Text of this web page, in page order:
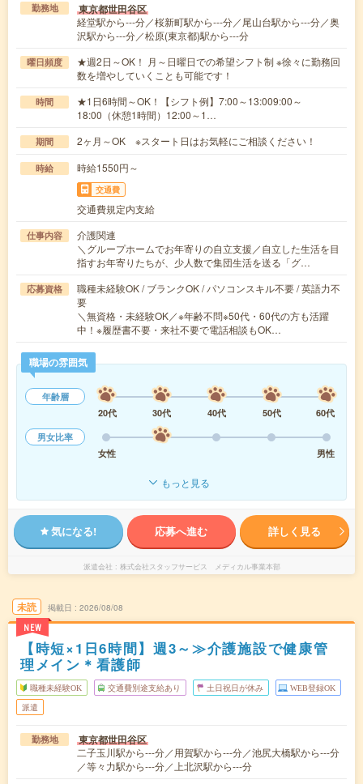
勤務地 東京都世田谷区
経堂駅から---分／桜新町駅から---分／尾山台駅から---分／奥
沢駅から---分／松原(東京都)駅から---分
曜日頻度
★週2日～OK！ 月～日曜日での希望シフト制 ※徐々に勤務回
数を増やしていくことも可能です！
時間
★1日6時間～OK！【シフト例】7:00～13:009:00～
18:00（休憩1時間）12:00～1…
期間 2ヶ月～OK ※スタート日はお気軽にご相談ください！
時給 時給1550円～
交通費
交通費規定内支給
仕事内容
介護関連
＼グループホームでお年寄りの自立支援／自立した生活を目
指すお年寄りたちが、少人数で集団生活を送る「グ…
応募資格
職種未経験OK / ブランクOK / パソコンスキル不要 / 英語力不
要
＼無資格・未経験OK／※年齢不問※50代・60代の方も活躍
中！※履歴書不要・来社不要で電話相談もOK…
職場の雰囲気
年齢層
20代
30代 40代 50代
60代
男女比率
女性
男性
もっと見る
気になる! 応募へ進む 詳しく見る
派遣会社 株式会社スタッフサービス メディカル事業本部
未読
NEW
掲載日 2026/08/08
【時短×1日6時間】週3～≫介護施設で健康管
理メイン＊看護師
職種未経験OK 交通費別途支給あり 土日祝日が休み WEB登録OK
派遣
勤務地 東京都世田谷区
二子玉川駅から---分／用賀駅から---分／池尻大橋駅から---分
／等々力駅から---分／上北沢駅から---分